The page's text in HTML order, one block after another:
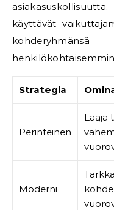
käyttävät
Strategia
Perinteinen
Laaja
Moderni
Tarkka